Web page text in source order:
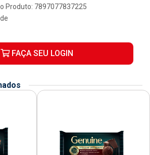
Produto: 7897077837225
FAÇA SEU LOGIN